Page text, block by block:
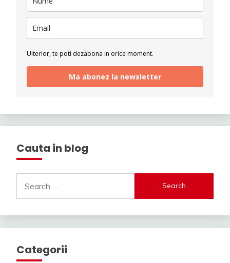
Ulterior, te poti dezabona in orice moment.
Ma abonez la newsletter
Cauta in blog
for:
Categorii